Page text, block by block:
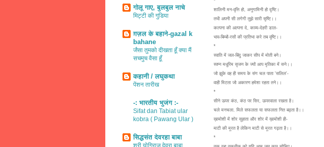
शालिनी मन-वृत्ति हो, अनुगामिनी हो दृष्टि।
तभी अपनी सी लगेगी तुझे सारी सृष्टि।।
कल्पना की अल्पना दे, काव्य-देहरी डाल-
भाव-बिम्बों-रसों की प्रतिभा करे तब वृष्टि।।
*
स्वाति में जल-बिंदु जाकर सीप में मोती बने।
स्वप्न मधुरिम सृजन के ज्यों आप मृतिका में सने।।
जो झुके वह ही समय के संग चल पाता 'सलिल'-
वाही मिटता जो अकारण हमेशा रहता तने।।
*
सीने ऊपर कंठ, कंठ पर सिर, ऊपरवाला रखता है।
चले मनचला. मिले सफलता या सफलता नित बढ़ता है।।
ख़ामोशी में शोर सुहाता और शोर में ख़ामोशी ही-
माटी की मूरत है लेकिन माटी से मूरत गढ़ता है।।
*
गोलू गाए, बुलबुल नाचे
मिट्टी की गुडिया
ग़ज़ल के बहाने-gazal k
bahane
जैसा तुमको दीखता हूँ क्या मैं
सचमुच वैसा हूँ
कहानी / लघुकथा
पेंशन तारीख
-: भारतीय भुजंग :-
Sifat dan Tabiat ular
kobra ( Pawang Ular )
सिद्धसंत देवरहा बाबा
श्री योगिराज देवरा बाबा